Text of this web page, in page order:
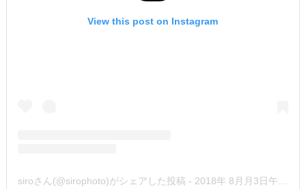
View this post on Instagram
siroさん(@sirophoto)がシェアした投稿 - 2018年 8月月3日午後4時26分PDT